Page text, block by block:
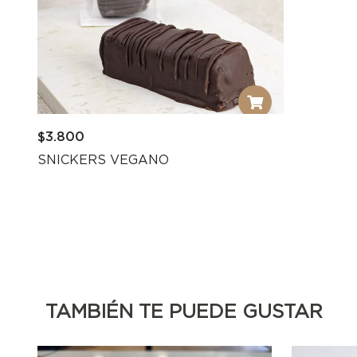
$3.800
SNICKERS VEGANO
TAMBIÉN TE PUEDE GUSTAR